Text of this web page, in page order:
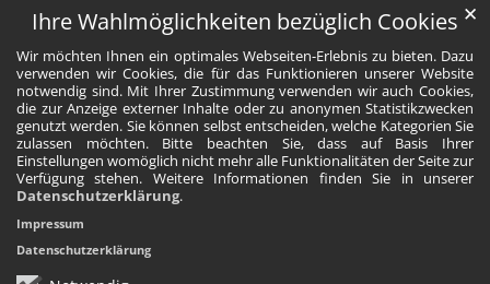
Ihre Wahlmöglichkeiten bezüglich Cookies
Wir möchten Ihnen ein optimales Webseiten-Erlebnis zu bieten. Dazu
verwenden wir Cookies, die für das Funktionieren unserer Website
notwendig sind. Mit Ihrer Zustimmung verwenden wir auch Cookies,
die zur Anzeige externer Inhalte oder zu anonymen Statistikzwecken
genutzt werden. Sie können selbst entscheiden, welche Kategorien Sie
zulassen möchten. Bitte beachten Sie, dass auf Basis Ihrer
Einstellungen womöglich nicht mehr alle Funktionalitäten der Seite zur
Verfügung stehen. Weitere Informationen finden Sie in unserer
Datenschutzerklärung.
✕
Impressum
Datenschutzerklärung